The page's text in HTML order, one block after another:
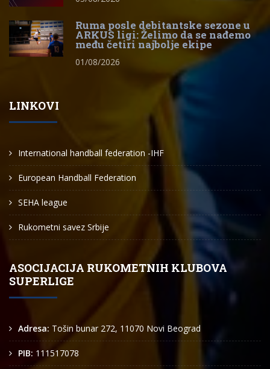
Ruma posle debitantske sezone u
ARKUS ligi: Želimo da se nađemo
među četiri najbolje ekipe
01/08/2026
LINKOVI
International handball federation -IHF
European Handball Federation
SEHA league
Rukometni savez Srbije
ASOCIJACIJA RUKOMETNIH KLUBOVA
SUPERLIGE
Adresa: Tošin bunar 272, 11070 Novi Beograd
PIB: 111517078